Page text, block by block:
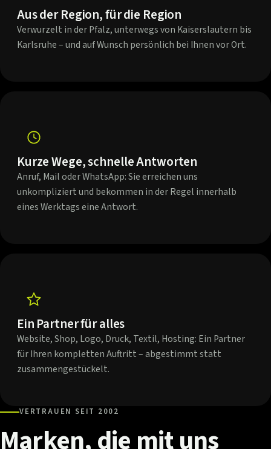
Aus der Region, für die Region
Verwurzelt in der Pfalz, unterwegs von Kaiserslautern bis
Karlsruhe – und auf Wunsch persönlich bei Ihnen vor Ort.
Kurze Wege, schnelle Antworten
Anruf, Mail oder WhatsApp: Sie erreichen uns
unkompliziert und bekommen in der Regel innerhalb
eines Werktags eine Antwort.
Ein Partner für alles
Website, Shop, Logo, Druck, Textil, Hosting: Ein Partner
für Ihren kompletten Auftritt – abgestimmt statt
zusammengestückelt.
VERTRAUEN SEIT 2002
Marken,die mituns